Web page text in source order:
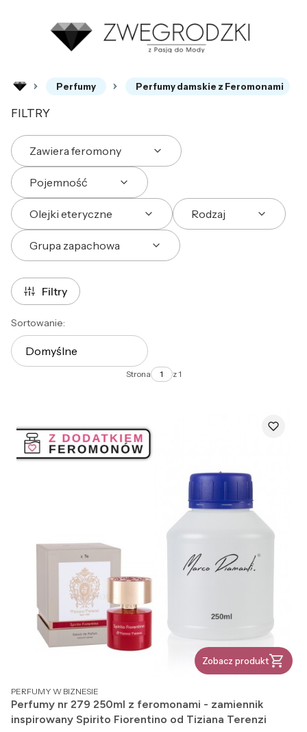
Perfumy Perfumy damskie z Feromonami
FILTRY
Zawiera feromony
Pojemność
Olejki eteryczne Rodzaj
Grupa zapachowa
Koniec filtrów
Filtry
Lista produktów
Sortowanie:
Domyślne
Strona z 1
Zobacz produkt
PRODUCENT
PERFUMY W BIZNESIE
Perfumy nr 279 250ml z feromonami - zamiennik
inspirowany Spirito Fiorentino od Tiziana Terenzi